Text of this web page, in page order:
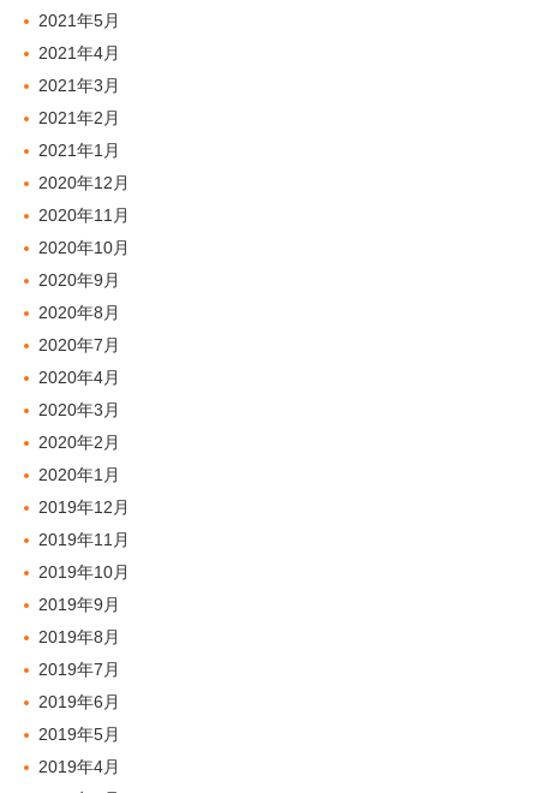
2021年5月
2021年4月
2021年3月
2021年2月
2021年1月
2020年12月
2020年11月
2020年10月
2020年9月
2020年8月
2020年7月
2020年4月
2020年3月
2020年2月
2020年1月
2019年12月
2019年11月
2019年10月
2019年9月
2019年8月
2019年7月
2019年6月
2019年5月
2019年4月